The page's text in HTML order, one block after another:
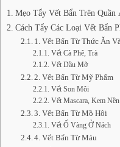
Mẹo Tẩy Vết Bẩn Trên Quần
Cách Tẩy Các Loại Vết Bẩn
1. Vết Bẩn Từ Thức Ăn
Vết Cà Phê, Trà
Vết Dầu Mỡ
2. Vết Bẩn Từ Mỹ Phẩm
Vết Son Môi
Vết Mascara, Kem Nền
3. Vết Bẩn Từ Mồ Hôi
Vết Ố Vàng Ở Nách
4. Vết Bẩn Từ Máu